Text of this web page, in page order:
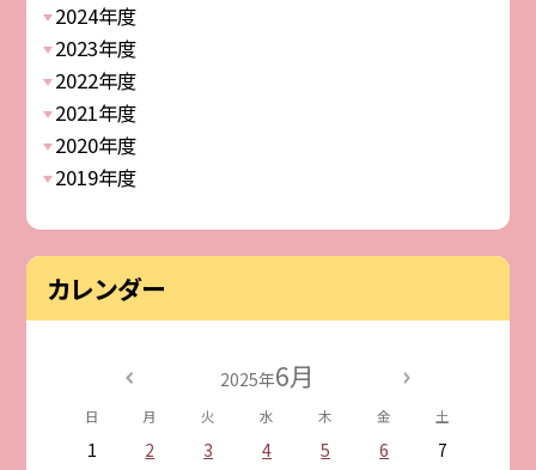
2024年度
2023年度
2022年度
2021年度
2020年度
2019年度
カレンダー
2025年6月
日 月 火 水 木 金 土
1 2 3 4 5 6
7